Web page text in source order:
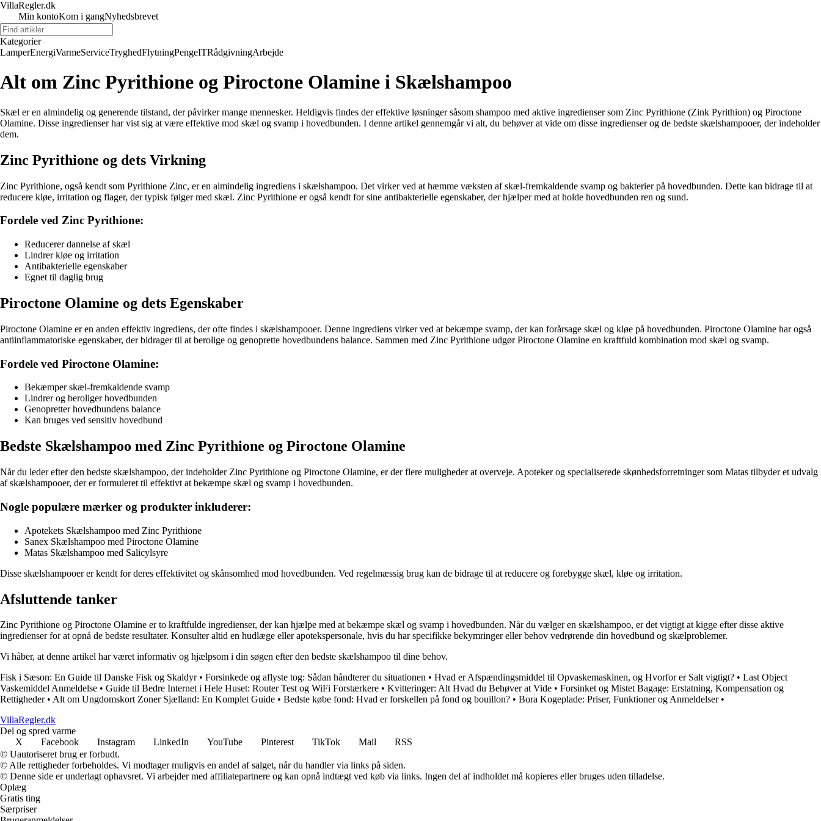
VillaRegler.dk
Min kontoKom i gangNyhedsbrevet
Kategorier
LamperEnergiVarmeServiceTryghedFlytningPengeITRådgivningArbejde
Alt om Zinc Pyrithione og Piroctone Olamine i Skælshampoo
Skæl er en almindelig og generende tilstand, der påvirker mange mennesker. Heldigvis findes der effektive løsninger såsom shampoo med aktive ingredienser som Zinc Pyrithione (Zink Pyrithion) og Piroctone
Olamine. Disse ingredienser har vist sig at være effektive mod skæl og svamp i hovedbunden. I denne artikel gennemgår vi alt, du behøver at vide om disse ingredienser og de bedste skælshampooer, der indeholder
dem.
Zinc Pyrithione og dets Virkning
Zinc Pyrithione, også kendt som Pyrithione Zinc, er en almindelig ingrediens i skælshampoo. Det virker ved at hæmme væksten af skæl-fremkaldende svamp og bakterier på hovedbunden. Dette kan bidrage til at
reducere kløe, irritation og flager, der typisk følger med skæl. Zinc Pyrithione er også kendt for sine antibakterielle egenskaber, der hjælper med at holde hovedbunden ren og sund.
Fordele ved Zinc Pyrithione:
Reducerer dannelse af skæl
Lindrer kløe og irritation
Antibakterielle egenskaber
Egnet til daglig brug
Piroctone Olamine og dets Egenskaber
Piroctone Olamine er en anden effektiv ingrediens, der ofte findes i skælshampooer. Denne ingrediens virker ved at bekæmpe svamp, der kan forårsage skæl og kløe på hovedbunden. Piroctone Olamine har også
antiinflammatoriske egenskaber, der bidrager til at berolige og genoprette hovedbundens balance. Sammen med Zinc Pyrithione udgør Piroctone Olamine en kraftfuld kombination mod skæl og svamp.
Fordele ved Piroctone Olamine:
Bekæmper skæl-fremkaldende svamp
Lindrer og beroliger hovedbunden
Genopretter hovedbundens balance
Kan bruges ved sensitiv hovedbund
Bedste Skælshampoo med Zinc Pyrithione og Piroctone Olamine
Når du leder efter den bedste skælshampoo, der indeholder Zinc Pyrithione og Piroctone Olamine, er der flere muligheder at overveje. Apoteker og specialiserede skønhedsforretninger som Matas tilbyder et udvalg
af skælshampooer, der er formuleret til effektivt at bekæmpe skæl og svamp i hovedbunden.
Nogle populære mærker og produkter inkluderer:
Apotekets Skælshampoo med Zinc Pyrithione
Sanex Skælshampoo med Piroctone Olamine
Matas Skælshampoo med Salicylsyre
Disse skælshampooer er kendt for deres effektivitet og skånsomhed mod hovedbunden. Ved regelmæssig brug kan de bidrage til at reducere og forebygge skæl, kløe og irritation.
Afsluttende tanker
Zinc Pyrithione og Piroctone Olamine er to kraftfulde ingredienser, der kan hjælpe med at bekæmpe skæl og svamp i hovedbunden. Når du vælger en skælshampoo, er det vigtigt at kigge efter disse aktive
ingredienser for at opnå de bedste resultater. Konsulter altid en hudlæge eller apotekspersonale, hvis du har specifikke bekymringer eller behov vedrørende din hovedbund og skælproblemer.
Vi håber, at denne artikel har været informativ og hjælpsom i din søgen efter den bedste skælshampoo til dine behov.
Fisk i Sæson: En Guide til Danske Fisk og Skaldyr• Forsinkede og aflyste tog: Sådan håndterer du situationen • Hvad er Afspændingsmiddel til Opvaskemaskinen, og Hvorfor er Salt vigtigt? • Last Object
Vaskemiddel Anmeldelse • Guide til Bedre Internet i Hele Huset: Router Test og WiFi Forstærkere • Kvitteringer: Alt Hvad du Behøver at Vide • Forsinket og Mistet Bagage: Erstatning, Kompensation og
Rettigheder• Alt om Ungdomskort Zoner Sjælland: En Komplet Guide • Bedste købe fond: Hvad er forskellen på fond og bouillon? • Bora Kogeplade: Priser, Funktioner og Anmeldelser•
VillaRegler.dk
Del og spred varme
X
Facebook Instagram LinkedIn YouTube Pinterest TikTok Mail
RSS
© Uautoriseret brug er forbudt.
© Alle rettigheder forbeholdes. Vi modtager muligvis en andel af salget, når du handler via links på siden.
© Denne side er underlagt ophavsret. Vi arbejder med affiliatepartnere og kan opnå indtægt ved køb via links. Ingen del af indholdet må kopieres eller bruges uden tilladelse.
Oplæg
Gratis ting
Særpriser